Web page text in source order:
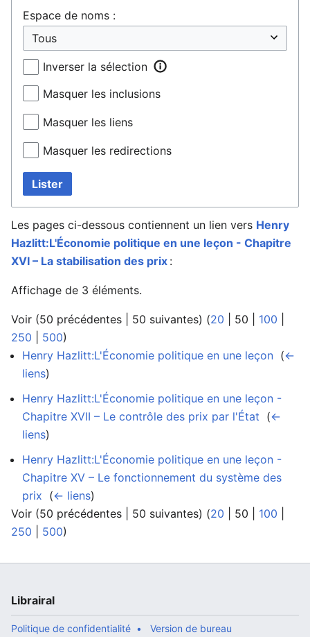
Espace de noms :
Inverser la sélection
Masquer les inclusions
Masquer les liens
Masquer les redirections
Lister
Les pages ci-dessous contiennent un lien vers Henry
Hazlitt:L'Économie politique en une leçon - Chapitre
XVI – La stabilisation des prix :
Affichage de 3 éléments.
Voir (50 précédentes 50 suivantes) (20 50 100
250
500)
Henry Hazlitt:L'Économie politique en une leçon (←
liens)
Henry Hazlitt:L'Économie politique en une leçon -
Chapitre XVII – Le contrôle des prix par l'État (←
liens)
Henry Hazlitt:L'Économie politique en une leçon -
Chapitre XV – Le fonctionnement du système des
prix (← liens)
Voir (50 précédentes 50 suivantes) (20 50 100
250
500)
Librairal
Politique de confidentialité Version de bureau